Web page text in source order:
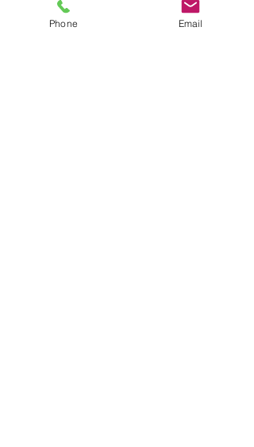
0198-41-5800
Phone Email